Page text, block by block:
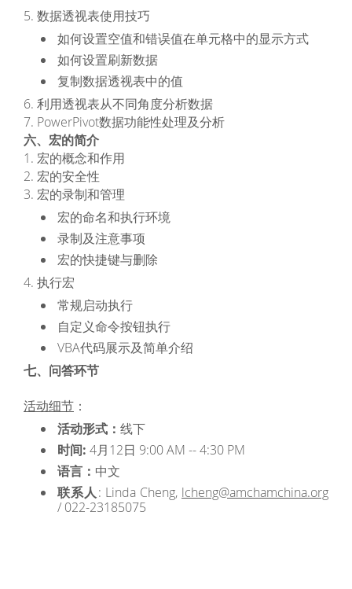
5. 数据透视表使用技巧
如何设置空值和错误值在单元格中的显示方式
如何设置刷新数据
复制数据透视表中的值
6. 利用透视表从不同角度分析数据
7. PowerPivot数据功能性处理及分析
六、宏的简介
1. 宏的概念和作用
2. 宏的安全性
3. 宏的录制和管理
宏的命名和执行环境
录制及注意事项
宏的快捷键与删除
4. 执行宏
常规启动执行
自定义命令按钮执行
VBA代码展示及简单介绍
七、问答环节
活动细节 ：
活动形式：线下
时间: 4月12日 9:00 AM -- 4:30 PM
语言： 中文
联系人: Linda Cheng, lcheng@amchamchina.org
/ 022-23185075